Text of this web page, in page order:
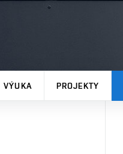
VÝUKA PROJEKTY